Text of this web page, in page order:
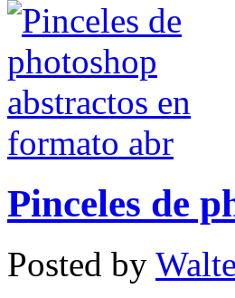
Pinceles de
Posted by